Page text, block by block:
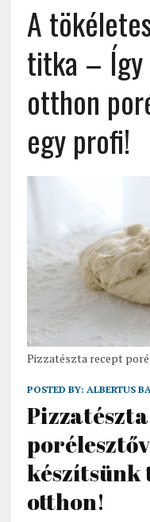
A
titka – Így
otthon
egy profi!
Pizzatészta recept
POSTED BY: ALBERTUS
készítsünk
otthon!